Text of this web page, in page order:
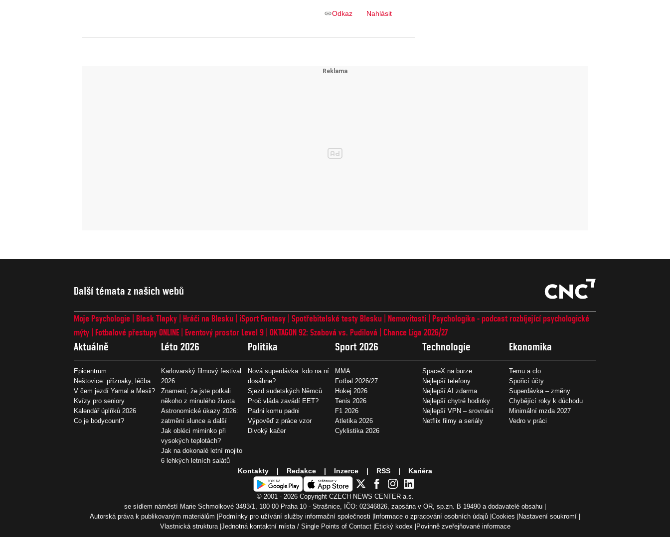
Odkaz Nahlásit
Další témata z našich webů
Moje Psychologie Blesk Tlapky Hráči na Blesku iSport Fantasy Spotřebitelské testy Blesku Nemovitosti
Psychologika - podcast rozbíjející psychologické
mýty
Fotbalové přestupy ONLINE Eventový prostor Level 9 OKTAGON 92: Szabová vs. Pudilová Chance Liga 2026/27
Aktuálně
Epicentrum
Neštovice: příznaky, léčba
V čem jezdí Yamal a Mesii?
Kvízy pro seniory
Kalendář úplňků 2026
Co je bodycount?
Léto 2026
Karlovarský filmový festival
2026
Znamení, že jste potkali
někoho z minulého života
Astronomické úkazy 2026:
zatmění slunce a další
Jak obléci miminko při
vysokých teplotách?
Jak na dokonalé letní mojito
6 lehkých letních salátů
Politika
Nová superdávka: kdo na ní
dosáhne?
Sjezd sudetských Němců
Proč vláda zavádí EET?
Padni komu padni
Výpověď z práce vzor
Divoký kačer
Sport 2026
MMA
Fotbal 2026/27
Hokej 2026
Tenis 2026
F1 2026
Atletika 2026
Cyklistika 2026
Technologie
SpaceX na burze
Nejlepší telefony
Nejlepší AI zdarma
Nejlepší chytré hodinky
Nejlepší VPN – srovnání
Netflix filmy a seriály
Ekonomika
Temu a clo
Spořicí účty
Superdávka – změny
Chybějící roky k důchodu
Minimální mzda 2027
Vedro v práci
Kontakty Redakce Inzerce RSS Kariéra
© 2001 - 2026 Copyright CZECH NEWS CENTER a.s.
se sídlem náměstí Marie Schmolkové 3493/1, 100 00 Praha 10 - Strašnice, IČO: 02346826, zapsána v OR, sp.zn. B 19490 a dodavatelé obsahu
Autorská práva k publikovaným materiálům
Podmínky pro užívání služby informační společnosti Informace o zpracování osobních údajů Cookies
Nastavení soukromí
Vlastnická struktura Jednotná kontaktní místa / Single Points of Contact Etický kodex Povinně zveřejňované informace